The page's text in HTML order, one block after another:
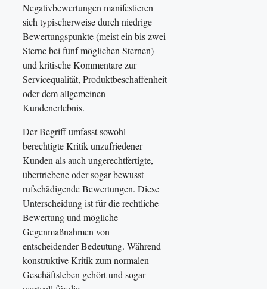
Negativbewertungen manifestieren
sich typischerweise durch niedrige
Bewertungspunkte (meist ein bis zwei
Sterne bei fünf möglichen Sternen)
und kritische Kommentare zur
Servicequalität, Produktbeschaffenheit
oder dem allgemeinen
Kundenerlebnis.
Der Begriff umfasst sowohl
berechtigte Kritik unzufriedener
Kunden als auch ungerechtfertigte,
übertriebene oder sogar bewusst
rufschädigende Bewertungen. Diese
Unterscheidung ist für die rechtliche
Bewertung und mögliche
Gegenmaßnahmen von
entscheidender Bedeutung. Während
konstruktive Kritik zum normalen
Geschäftsleben gehört und sogar